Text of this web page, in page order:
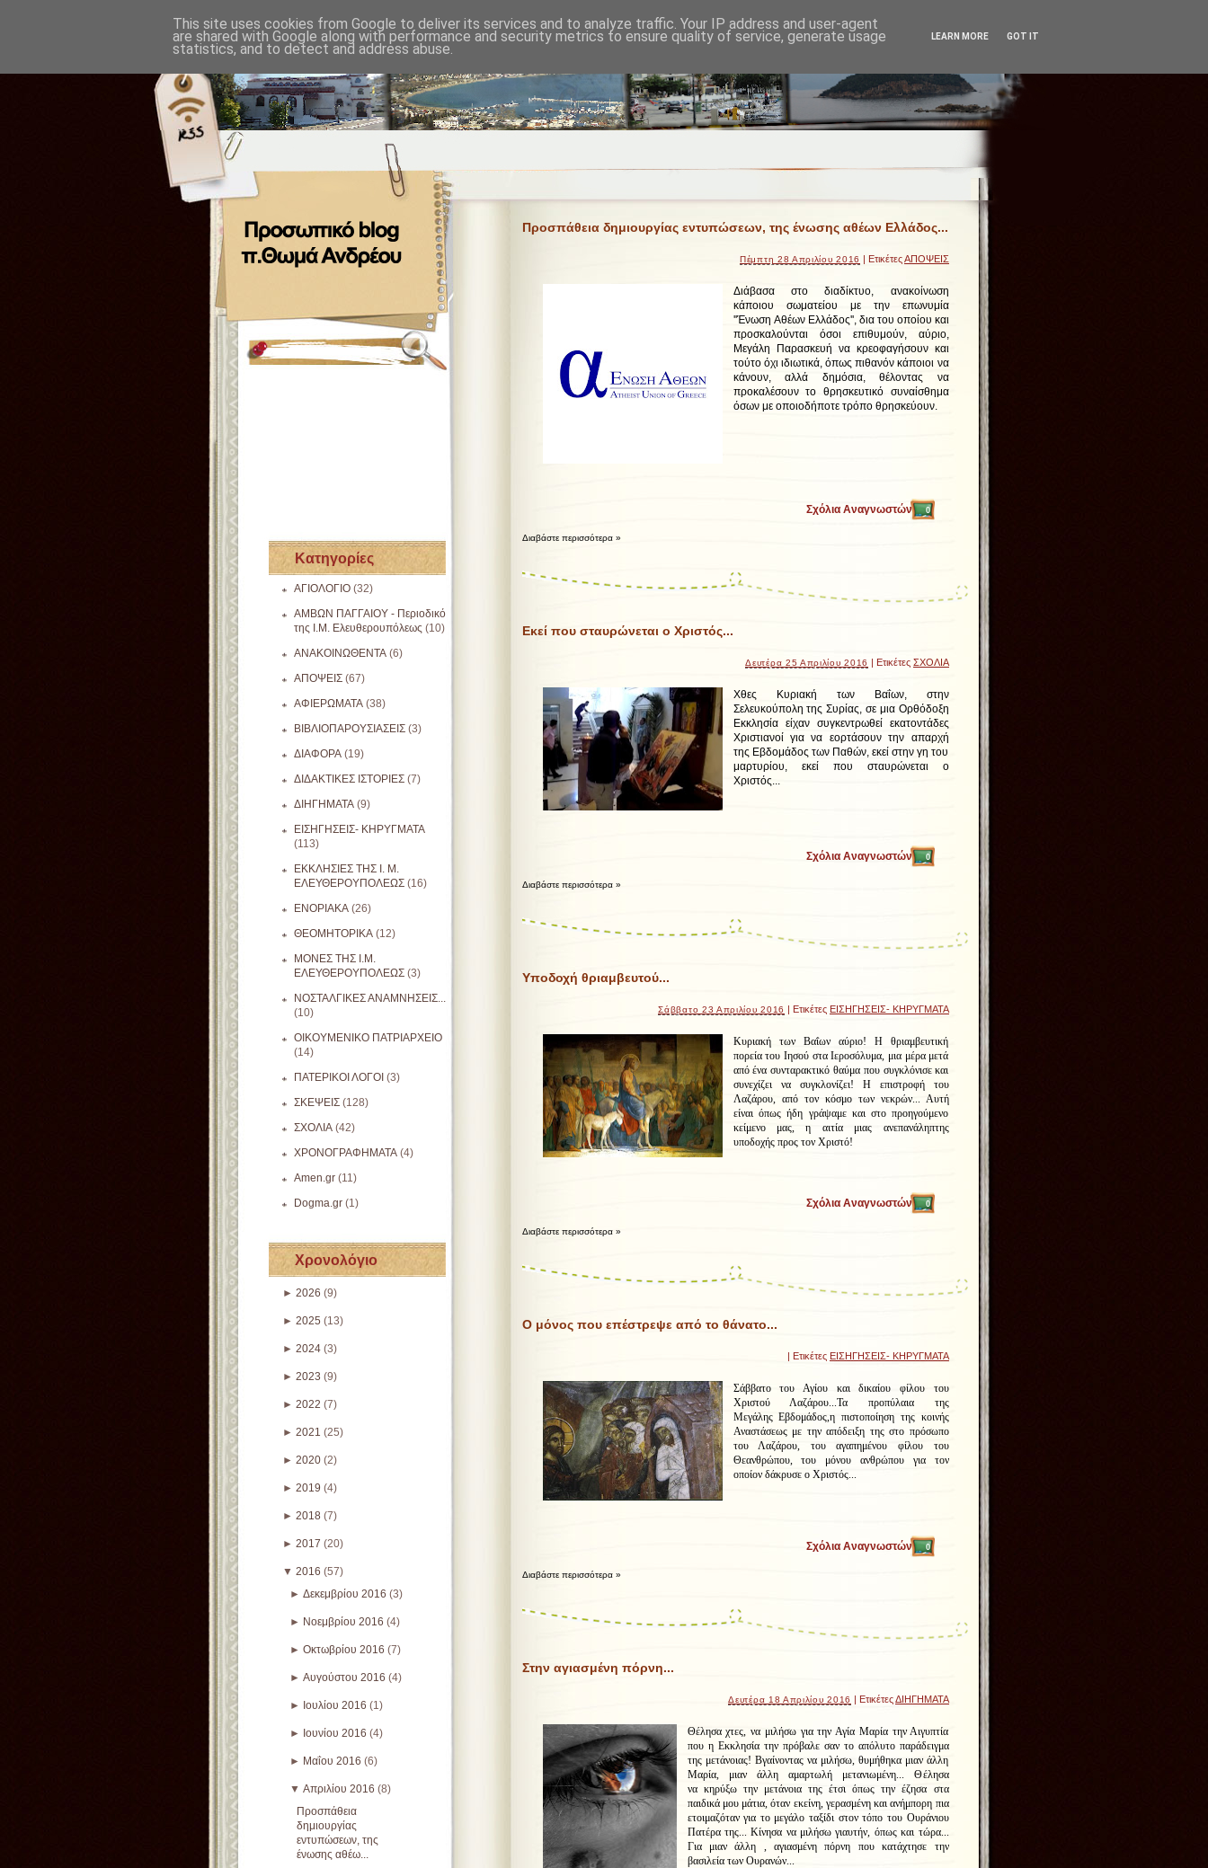
Κατηγορίες
ΑΓΙΟΛΟΓΙΟ (32)
ΑΜΒΩΝ ΠΑΓΓΑΙΟΥ - Περιοδικό
της Ι.Μ. Ελευθερουπόλεως (10)
ΑΝΑΚΟΙΝΩΘΕΝΤΑ (6)
ΑΠΟΨΕΙΣ (67)
ΑΦΙΕΡΩΜΑΤΑ (38)
ΒΙΒΛΙΟΠΑΡΟΥΣΙΑΣΕΙΣ (3)
ΔΙΑΦΟΡΑ (19)
ΔΙΔΑΚΤΙΚΕΣ ΙΣΤΟΡΙΕΣ (7)
ΔΙΗΓΗΜΑΤΑ (9)
ΕΙΣΗΓΗΣΕΙΣ- ΚΗΡΥΓΜΑΤΑ
(113)
ΕΚΚΛΗΣΙΕΣ ΤΗΣ Ι. Μ.
ΕΛΕΥΘΕΡΟΥΠΟΛΕΩΣ (16)
ΕΝΟΡΙΑΚΑ (26)
ΘΕΟΜΗΤΟΡΙΚΑ (12)
ΜΟΝΕΣ ΤΗΣ Ι.Μ.
ΕΛΕΥΘΕΡΟΥΠΟΛΕΩΣ (3)
ΝΟΣΤΑΛΓΙΚΕΣ ΑΝΑΜΝΗΣΕΙΣ...
(10)
ΟΙΚΟΥΜΕΝΙΚΟ ΠΑΤΡΙΑΡΧΕΙΟ
(14)
ΠΑΤΕΡΙΚΟΙ ΛΟΓΟΙ (3)
ΣΚΕΨΕΙΣ (128)
ΣΧΟΛΙΑ (42)
ΧΡΟΝΟΓΡΑΦΗΜΑΤΑ (4)
Amen.gr (11)
Dogma.gr (1)
Χρονολόγιο
► 2026 (9)
► 2025 (13)
► 2024 (3)
► 2023 (9)
► 2022 (7)
► 2021 (25)
► 2020 (2)
► 2019 (4)
► 2018 (7)
► 2017 (20)
▼ 2016 (57)
► Δεκεμβρίου 2016 (3)
► Νοεμβρίου 2016 (4)
► Οκτωβρίου 2016 (7)
► Αυγούστου 2016 (4)
► Ιουλίου 2016 (1)
► Ιουνίου 2016 (4)
► Μαΐου 2016 (6)
▼ Απριλίου 2016 (8)
Προσπάθεια
δημιουργίας
εντυπώσεων, της
ένωσης αθέω...
Προσπάθεια δημιουργίας εντυπώσεων, της ένωσης αθέων Ελλάδος...
Πέμπτη 28 Απριλίου 2016 | ΕτικέτεςΑΠΟΨΕΙΣ
Διάβασα στο διαδίκτυο, ανακοίνωση
κάποιου σωματείου με την επωνυμία
''Ένωση Αθέων Ελλάδος'', δια του οποίου και
προσκαλούνται όσοι επιθυμούν, αύριο,
Μεγάλη Παρασκευή να κρεοφαγήσουν και
τούτο όχι ιδιωτικά, όπως πιθανόν κάποιοι να
κάνουν, αλλά δημόσια, θέλοντας να
προκαλέσουν το θρησκευτικό συναίσθημα
όσων με οποιοδήποτε τρόπο θρησκεύουν.
Σχόλια Αναγνωστών 0
Διαβάστε περισσότερα »
Εκεί που σταυρώνεται ο Χριστός...
Δευτέρα 25 Απριλίου 2016 | Ετικέτες ΣΧΟΛΙΑ
Χθες Κυριακή των Βαΐων, στην
Σελευκούπολη της Συρίας, σε μια Ορθόδοξη
Εκκλησία είχαν συγκεντρωθεί εκατοντάδες
Χριστιανοί για να εορτάσουν την απαρχή
της Εβδομάδος των Παθών, εκεί στην γη του
μαρτυρίου, εκεί που σταυρώνεται ο
Χριστός...
Σχόλια Αναγνωστών 0
Διαβάστε περισσότερα »
Υποδοχή θριαμβευτού...
Σάββατο 23 Απριλίου 2016 | Ετικέτες ΕΙΣΗΓΗΣΕΙΣ- ΚΗΡΥΓΜΑΤΑ
Κυριακή των Βαΐων αύριο! Η θριαμβευτική
πορεία του Ιησού στα Ιεροσόλυμα, μια μέρα μετά
από ένα συνταρακτικό θαύμα που συγκλόνισε και
συνεχίζει να συγκλονίζει! Η επιστροφή του
Λαζάρου, από τον κόσμο των νεκρών... Αυτή
είναι όπως ήδη γράψαμε και στο προηγούμενο
κείμενο μας, η αιτία μιας ανεπανάληπτης
υποδοχής προς τον Χριστό!
Σχόλια Αναγνωστών 0
Διαβάστε περισσότερα »
Ο μόνος που επέστρεψε από το θάνατο...
| Ετικέτες ΕΙΣΗΓΗΣΕΙΣ- ΚΗΡΥΓΜΑΤΑ
Σάββατο του Αγίου και δικαίου φίλου του
Χριστού Λαζάρου...Τα προπύλαια της
Μεγάλης Εβδομάδος,η πιστοποίηση της κοινής
Αναστάσεως με την απόδειξη της στο πρόσωπο
του Λαζάρου, του αγαπημένου φίλου του
Θεανθρώπου, του μόνου ανθρώπου για τον
οποίον δάκρυσε ο Χριστός...
Σχόλια Αναγνωστών 0
Διαβάστε περισσότερα »
Στην αγιασμένη πόρνη...
Δευτέρα 18 Απριλίου 2016 | ΕτικέτεςΔΙΗΓΗΜΑΤΑ
Θέλησα χτες, να μιλήσω για την Αγία Μαρία την Αιγυπτία
που η Εκκλησία την πρόβαλε σαν το απόλυτο παράδειγμα
της μετάνοιας! Βγαίνοντας να μιλήσω, θυμήθηκα μιαν άλλη
Μαρία, μιαν άλλη αμαρτωλή μετανιωμένη... Θέλησα
να κηρύξω την μετάνοια της έτσι όπως την έζησα στα
παιδικά μου μάτια, όταν εκείνη, γερασμένη και ανήμπορη πια
ετοιμαζόταν για το μεγάλο ταξίδι στον τόπο του Ουράνιου
Πατέρα της... Κίνησα να μιλήσω γιαυτήν, όπως και τώρα...
Για μιαν άλλη , αγιασμένη πόρνη που κατάχτησε την
βασιλεία των Ουρανών...
This site uses cookies from Google to deliver its services and to analyze traffic. Your IP address and user-agent
are shared with Google along with performance and security metrics to ensure quality of service, generate usage
statistics, and to detect and address abuse.
LEARN MORE GOT IT